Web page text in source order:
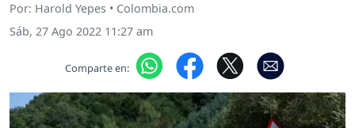
Por: Harold Yepes • Colombia.com
Sáb, 27 Ago 2022 11:27 am
Comparte en: